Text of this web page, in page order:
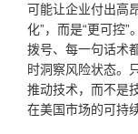
可能让企业付出高
化”，而是“更可控
拨号、每一句话术
时洞察风险状态。
推动技术，而不是
在美国市场的可持